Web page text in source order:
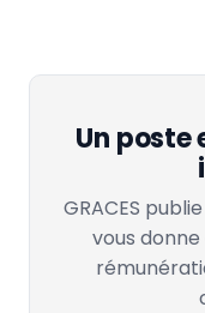
Un poste
GRACES
vous